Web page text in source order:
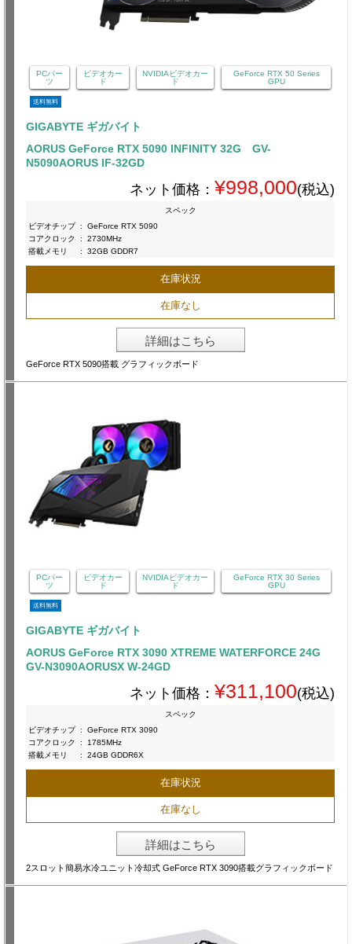
PCパー
ツ
ビデオカー
ド
NVIDIAビデオカー
ド
GeForce RTX 50 Series
GPU
送料無料
GIGABYTE ギガバイト
AORUS GeForce RTX 5090 INFINITY 32G GV-
N5090AORUS IF-32GD
ネット価格： ¥998,000(税込)
スペック
ビデオチップ :
GeForce RTX 5090
コアクロック
:
2730MHz
搭載メモリ
: 32GB GDDR7
在庫状況
在庫なし
詳細はこちら
GeForce RTX 5090搭載 グラフィックボード
PCパー
ツ
ビデオカー
ド
NVIDIAビデオカー
ド
GeForce RTX 30 Series
GPU
送料無料
GIGABYTE ギガバイト
AORUS GeForce RTX 3090 XTREME WATERFORCE 24G
GV-N3090AORUSX W-24GD
ネット価格： ¥311,100(税込)
スペック
ビデオチップ :
GeForce RTX 3090
コアクロック
:
1785MHz
搭載メモリ
: 24GB GDDR6X
在庫状況
在庫なし
詳細はこちら
2スロット簡易水冷ユニット冷却式 GeForce RTX 3090搭載グラフィックボード